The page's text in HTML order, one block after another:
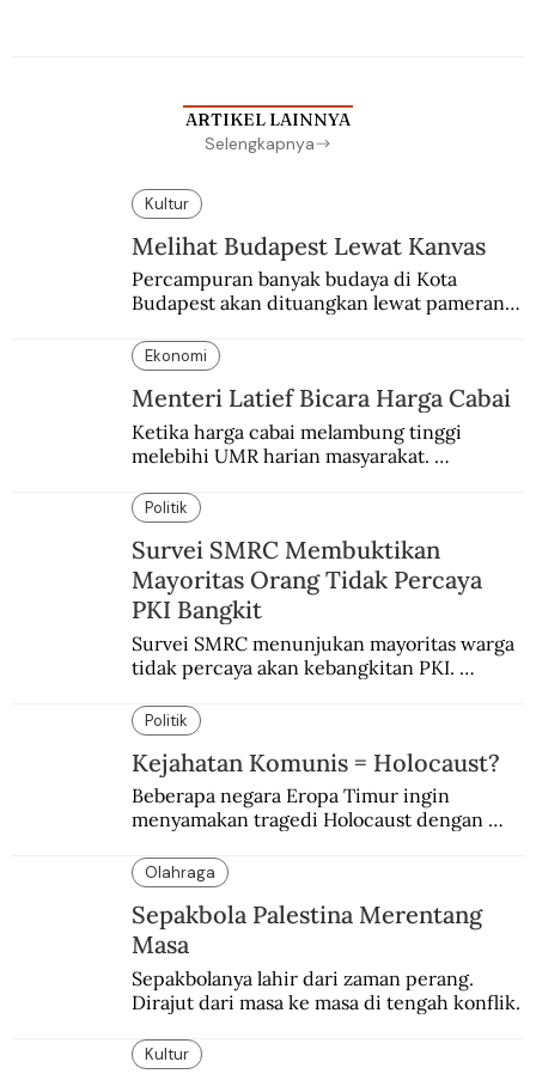
ARTIKEL LAINNYA
Selengkapnya
Kultur
Melihat Budapest Lewat Kanvas
Percampuran banyak budaya di Kota
Budapest akan dituangkan lewat pameran
Ekonomi
Menteri Latief Bicara Harga Cabai
Ketika harga cabai melambung tinggi
melebihi UMR harian masyarakat.
Politik
Survei SMRC Membuktikan
Mayoritas Orang Tidak Percaya
PKI Bangkit
Survei SMRC menunjukan mayoritas warga
tidak percaya akan kebangkitan PKI.
tujuan politik.
Politik
Kejahatan Komunis = Holocaust?
Beberapa negara Eropa Timur ingin
menyamakan tragedi Holocaust dengan
Olahraga
Sepakbola Palestina Merentang
Masa
Sepakbolanya lahir dari zaman perang.
Dirajut dari masa ke masa di tengah konflik.
Kultur